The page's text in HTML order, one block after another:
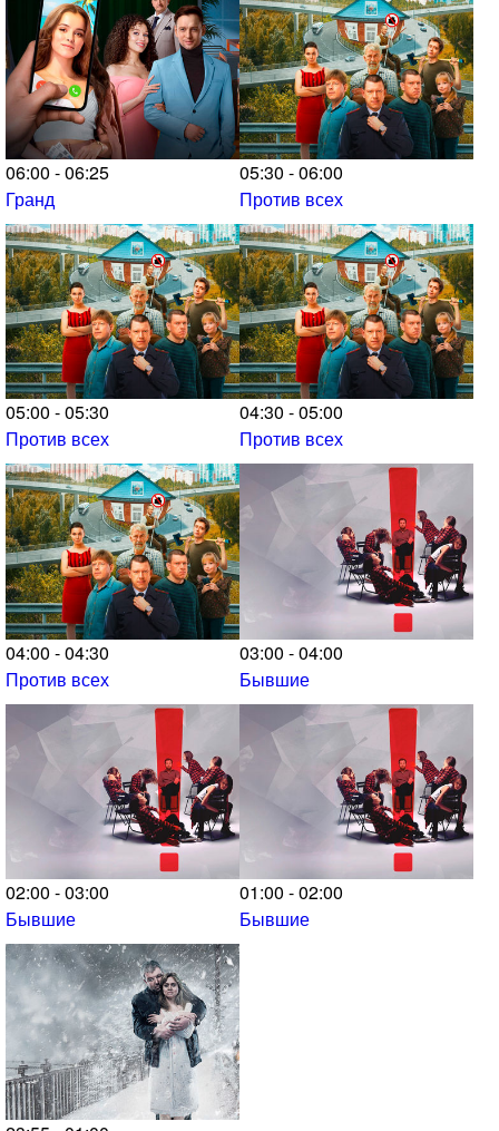
06:00 - 06:25
Гранд
05:30 - 06:00
Против всех
05:00 - 05:30
Против всех
04:30 - 05:00
Против всех
04:00 - 04:30
Против всех
03:00 - 04:00
Бывшие
02:00 - 03:00
Бывшие
01:00 - 02:00
Бывшие